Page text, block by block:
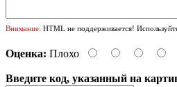
Внимание: HTML не поддерживается!
Оценка: Плохо
Введите код, указанный на